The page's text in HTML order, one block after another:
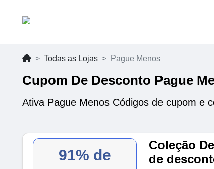
Todas as Lojas Pague Menos
Cupom De Desconto Pague
Ativa Pague Menos Códigos de cupom e
91% de
Coleção
de